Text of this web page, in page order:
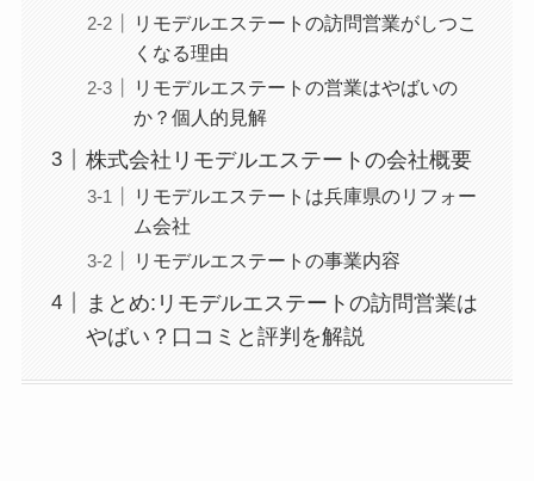
リモデルエステートの訪問営業がしつこ
くなる理由
リモデルエステートの営業はやばいの
か？個人的見解
株式会社リモデルエステートの会社概要
リモデルエステートは兵庫県のリフォー
ム会社
リモデルエステートの事業内容
まとめ:リモデルエステートの訪問営業は
やばい？口コミと評判を解説